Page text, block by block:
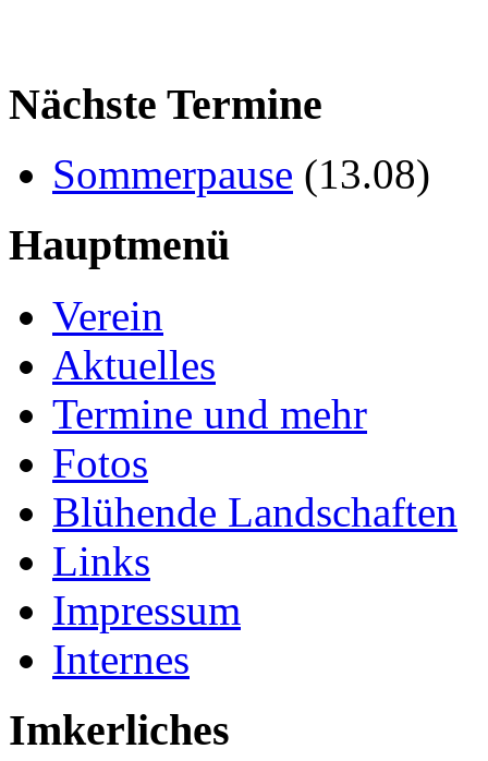
Nächste Termine
Sommerpause (13.08)
Hauptmenü
Verein
Aktuelles
Termine und mehr
Fotos
Blühende Landschaften
Links
Impressum
Internes
Imkerliches